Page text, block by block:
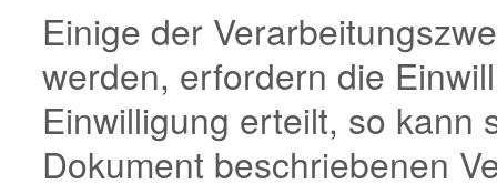
Einige der
werden, erfordern die
Einwilligung erteilt, so kann
Dokument beschriebenen